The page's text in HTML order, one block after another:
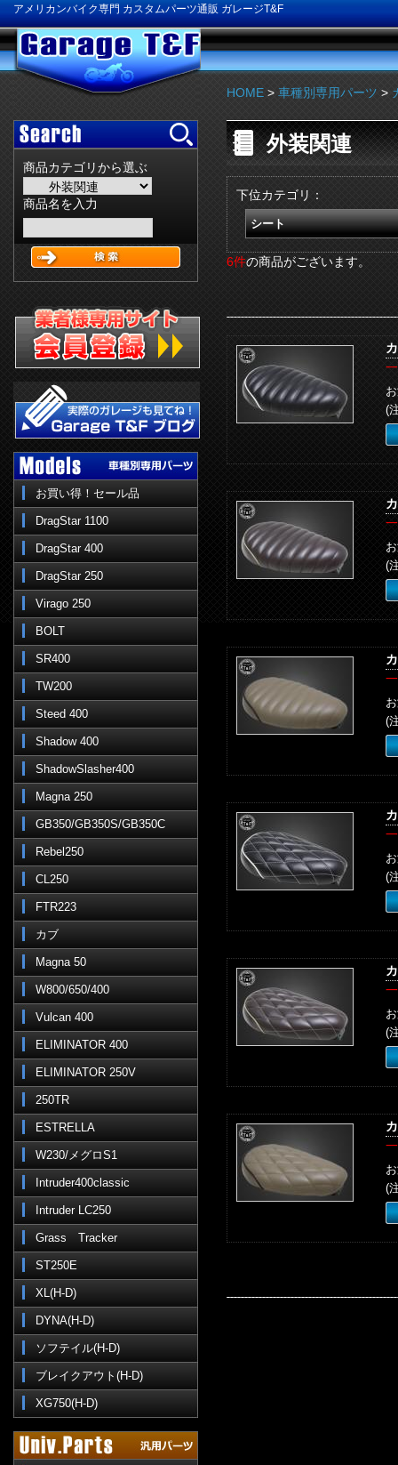
アメリカンバイク専門 カスタムパーツ通販 ガレージT&F
商品カテゴリから選ぶ
商品名を入力
お買い得！セール品
DragStar 1100
DragStar 400
DragStar 250
Virago 250
BOLT
SR400
TW200
Steed 400
Shadow 400
ShadowSlasher400
Magna 250
GB350/GB350S/GB350C
Rebel250
CL250
FTR223
カブ
Magna 50
W800/650/400
Vulcan 400
ELIMINATOR 400
ELIMINATOR 250V
250TR
ESTRELLA
W230/メグロS1
Intruder400classic
Intruder LC250
Grass Tracker
ST250E
XL(H-D)
DYNA(H-D)
ソフテイル(H-D)
ブレイクアウト(H-D)
XG750(H-D)
HOME > 車種別専用パーツ >
外装関連
下位カテゴリ：
シート
6件の商品がございます。
(
(
(
(
(
(